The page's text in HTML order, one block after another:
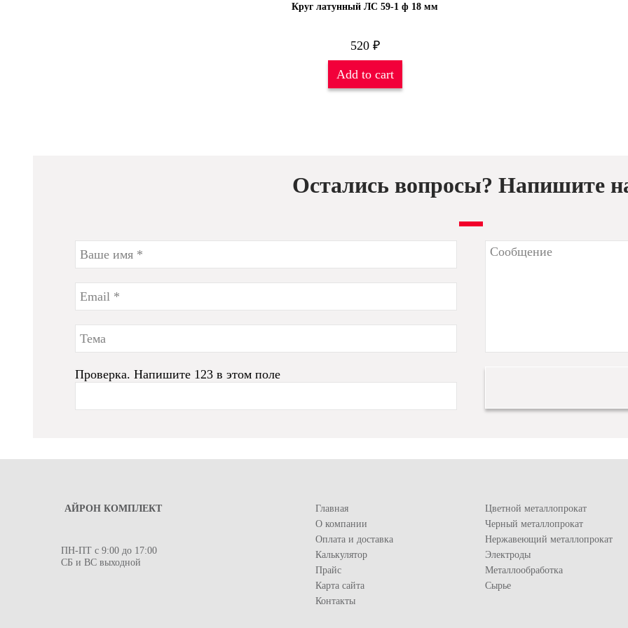
Круг латунный ЛС 59-1 ф 18 мм
520 ₽
Add to cart
Остались вопросы? Напишите
Проверка. Напишите 123 в этом поле
АЙРОН КОМПЛЕКТ
ПН-ПТ с 9:00 до 17:00
СБ и ВС выходной
Главная
О компании
Оплата и доставка
Калькулятор
Прайс
Карта сайта
Контакты
Цветной металлопрокат
Черный металлопрокат
Нержавеющий металлопрокат
Электроды
Металлообработка
Сырье